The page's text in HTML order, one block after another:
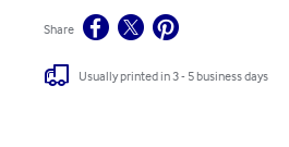
Share
Usually printed in 3 - 5 business days